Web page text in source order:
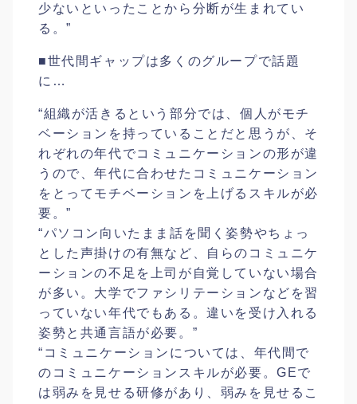
少ないといったことから分断が生まれてい
る。”
■世代間ギャップは多くのグループで話題
に…
“組織が活きるという部分では、個人がモチ
ベーションを持っていることだと思うが、そ
れぞれの年代でコミュニケーションの形が違
うので、年代に合わせたコミュニケーション
をとってモチベーションを上げるスキルが必
要。”
“パソコン向いたまま話を聞く姿勢やちょっ
とした声掛けの有無など、自らのコミュニケ
ーションの不足を上司が自覚していない場合
が多い。大学でファシリテーションなどを習
っていない年代でもある。違いを受け入れる
姿勢と共通言語が必要。”
“コミュニケーションについては、年代間で
のコミュニケーションスキルが必要。GEで
は弱みを見せる研修があり、弱みを見せるこ